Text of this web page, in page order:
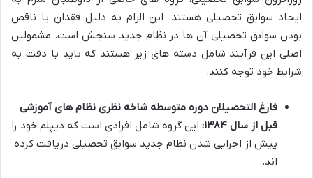
ایجاد سوابق تحصیلی هستند. این الزام به دلیل فقدان یا ناقص
بودن سوابق تحصیلی آن ها در نظام جدید سنجش است. مشمولین
اصلی این فرآیند شامل دسته های زیر هستند که باید با دقت به
شرایط خود توجه کنند:
فارغ التحصیلان دوره متوسطه شاخه نظری نظام های آموزشی
قبل از سال ۱۳۸۴:
این گروه شامل افرادی است که دیپلم خود را
پیش از اجرایی شدن نظام جدید سوابق تحصیلی دریافت کرده
اند.